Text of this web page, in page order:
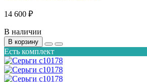
14 600 ₽
В наличии
В корзину
Есть комплект